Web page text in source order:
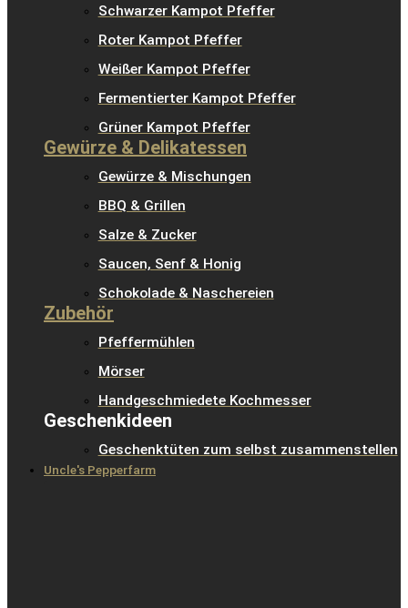
Schwarzer Kampot Pfeffer
Roter Kampot Pfeffer
Weißer Kampot Pfeffer
Fermentierter Kampot Pfeffer
Grüner Kampot Pfeffer
Gewürze & Delikatessen
Gewürze & Mischungen
BBQ & Grillen
Salze & Zucker
Saucen, Senf & Honig
Schokolade & Naschereien
Zubehör
Pfeffermühlen
Mörser
Handgeschmiedete Kochmesser
Geschenkideen
Geschenktüten zum selbst zusammenstellen
Uncle's Pepperfarm